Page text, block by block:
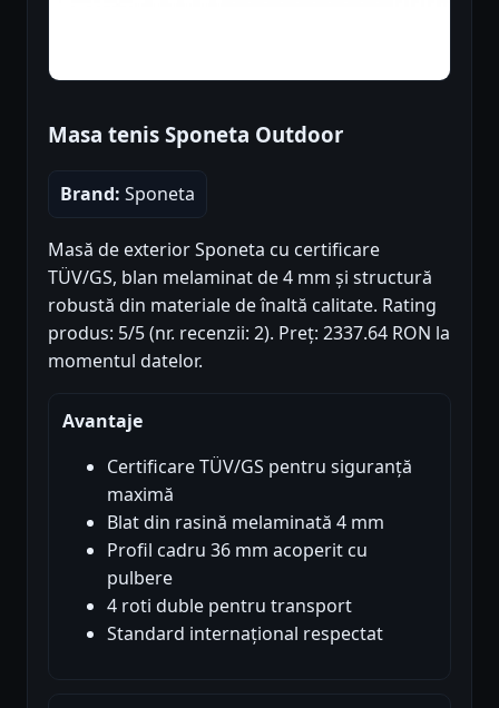
Masa tenis Sponeta Outdoor
Brand: Sponeta
Masă de exterior Sponeta cu certificare
TÜV/GS, blan melaminat de 4 mm și structură
robustă din materiale de înaltă calitate. Rating
produs: 5/5 (nr. recenzii: 2). Preț: 2337.64 RON la
momentul datelor.
Avantaje
Certificare TÜV/GS pentru siguranță
maximă
Blat din rasină melaminată 4 mm
Profil cadru 36 mm acoperit cu
pulbere
4 roti duble pentru transport
Standard internațional respectat